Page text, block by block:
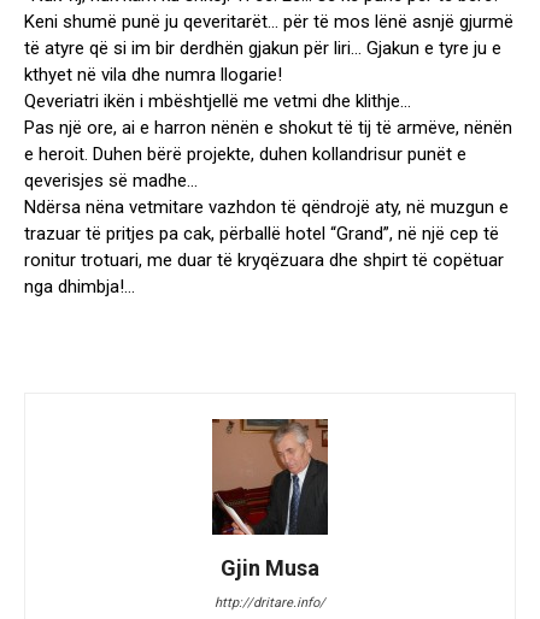
Keni shumë punë ju qeveritarët… për të mos lënë asnjë gjurmë
të atyre që si im bir derdhën gjakun për liri… Gjakun e tyre ju e
kthyet në vila dhe numra llogarie!
Qeveriatri ikën i mbështjellë me vetmi dhe klithje…
Pas një ore, ai e harron nënën e shokut të tij të armëve, nënën
e heroit. Duhen bërë projekte, duhen kollandrisur punët e
qeverisjes së madhe…
Ndërsa nëna vetmitare vazhdon të qëndrojë aty, në muzgun e
trazuar të pritjes pa cak, përballë hotel “Grand”, në një cep të
ronitur trotuari, me duar të kryqëzuara dhe shpirt të copëtuar
nga dhimbja!…
Gjin Musa
http://dritare.info/